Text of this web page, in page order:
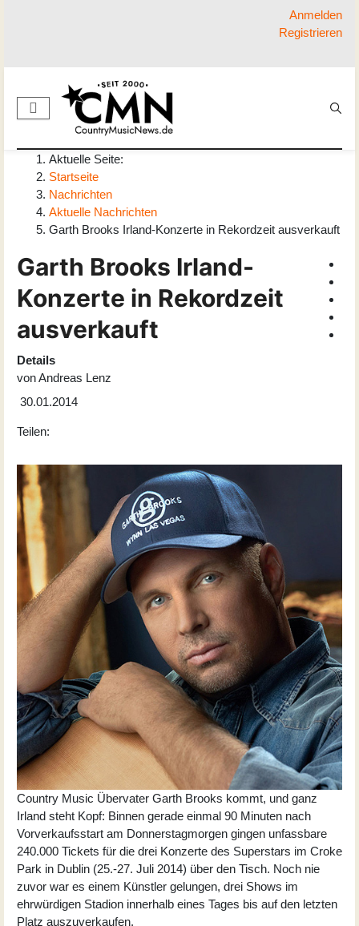
Anmelden
Registrieren
Aktuelle Seite:
Startseite
Nachrichten
Aktuelle Nachrichten
Garth Brooks Irland-Konzerte in Rekordzeit ausverkauft
Garth Brooks Irland-
Konzerte in Rekordzeit
ausverkauft
Details
vonAndreas Lenz
30.01.2014
Teilen:
Country Music Übervater Garth Brooks kommt, und ganz
Irland steht Kopf: Binnen gerade einmal 90 Minuten nach
Vorverkaufsstart am Donnerstagmorgen gingen unfassbare
240.000 Tickets für die drei Konzerte des Superstars im Croke
Park in Dublin (25.-27. Juli 2014) über den Tisch. Noch nie
zuvor war es einem Künstler gelungen, drei Shows im
ehrwürdigen Stadion innerhalb eines Tages bis auf den letzten
Platz auszuverkaufen.